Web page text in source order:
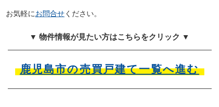
お気軽にお問合せください。
▼ 物件情報が見たい方はこちらをクリック ▼
鹿児島市の売買戸建て一覧へ進む